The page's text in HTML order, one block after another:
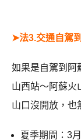
➤法3.交通自駕
如果是自駕到阿
山西站～阿蘇火
山口沒開放，也
夏季期間：3